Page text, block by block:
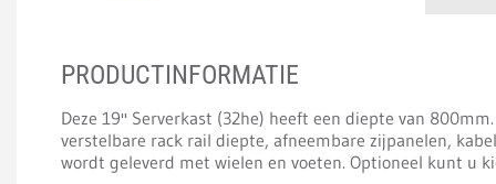
PRODUCTINFORMATIE
Deze 19'' Serverkast (32he) heeft een diepte van
verstelbare rack rail diepte, afneembare zijpanelen,
wordt geleverd met wielen en voeten. Optioneel kunt u